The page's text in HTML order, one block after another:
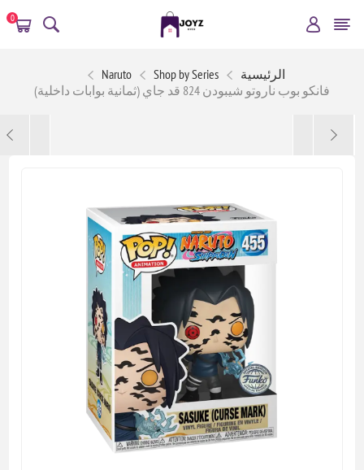
0
الرئيسية Shop by Series
Naruto
فانكو بوب ناروتو شيبودن 824 قد جاي (ثمانية بوابات داخلية)